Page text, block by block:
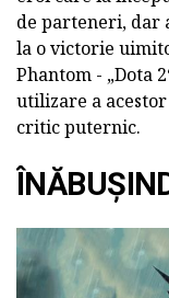
de parteneri, dar
la o victorie
Phantom - „Dota
utilizare a
critic puternic.